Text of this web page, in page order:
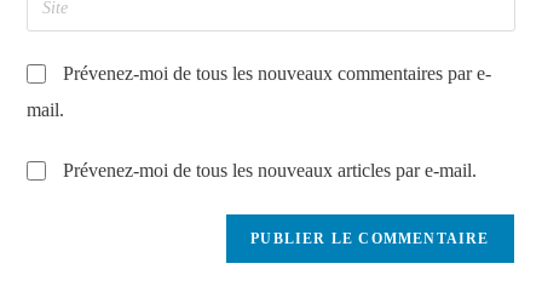
Prévenez-moi de tous les nouveaux commentaires par e-
mail.
Prévenez-moi de tous les nouveaux articles par e-mail.